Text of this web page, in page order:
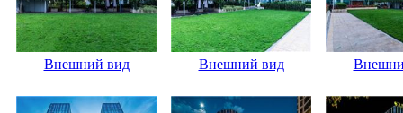
Внешний вид Внешний вид